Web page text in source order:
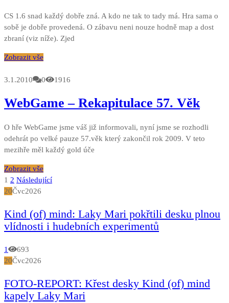
CS 1.6 snad každý dobře zná. A kdo ne tak to tady má. Hra sama o
sobě je dobře provedená. O zábavu neni nouze hodně map a dost
zbraní (viz níže). Zjed
Zobrazit vše
3.1.2010 0 1916
WebGame – Rekapitulace 57. Věk
O hře WebGame jsme váš již informovali, nyní jsme se rozhodli
odehrát po velké pauze 57.věk který zakončil rok 2009. V teto
mezihře měl každý gold úče
Zobrazit vše
Stránkování
příspěvků
1 2 Následující
20Čvc2026
Kind (of) mind: Laky Mari pokřtili desku plnou
vlídnosti i hudebních experimentů
1
693
20Čvc2026
FOTO-REPORT: Křest desky Kind (of) mind
kapely Laky Mari